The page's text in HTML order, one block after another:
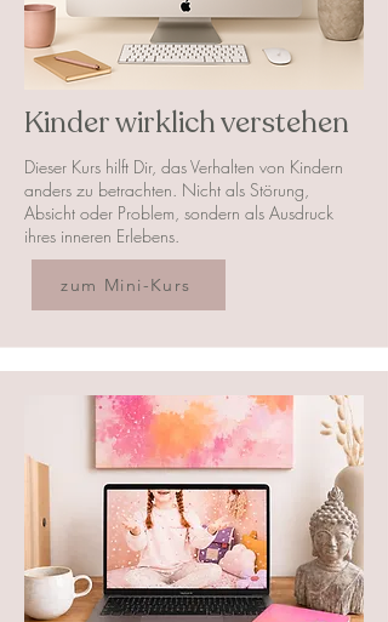
Kinder wirklich verstehen
Dieser Kurs hilft Dir, das Verhalten von Kindern
anders zu betrachten. Nicht als Störung,
Absicht oder Problem, sondern als Ausdruck
ihres inneren Erlebens.
zum Mini-Kurs